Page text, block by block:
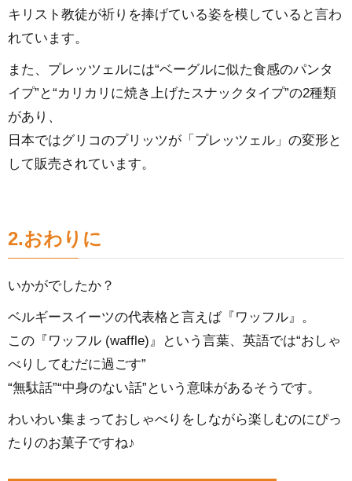
キリスト教徒が祈りを捧げている姿を模していると言わ
れています。
また、プレッツェルには“ベーグルに似た食感のパンタ
イプ”と“カリカリに焼き上げたスナックタイプ”の2種類
があり、
日本ではグリコのプリッツが「プレッツェル」の変形と
して販売されています。
2.おわりに
いかがでしたか？
ベルギースイーツの代表格と言えば『ワッフル』。
この『ワッフル (waffle)』という言葉、英語では“おしゃ
べりしてむだに過ごす”
“無駄話”“中身のない話”という意味があるそうです。
わいわい集まっておしゃべりをしながら楽しむのにぴっ
たりのお菓子ですね♪